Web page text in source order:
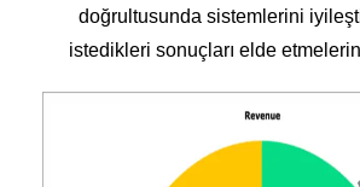
doğrultusunda sistemlerini
istedikleri sonuçları elde